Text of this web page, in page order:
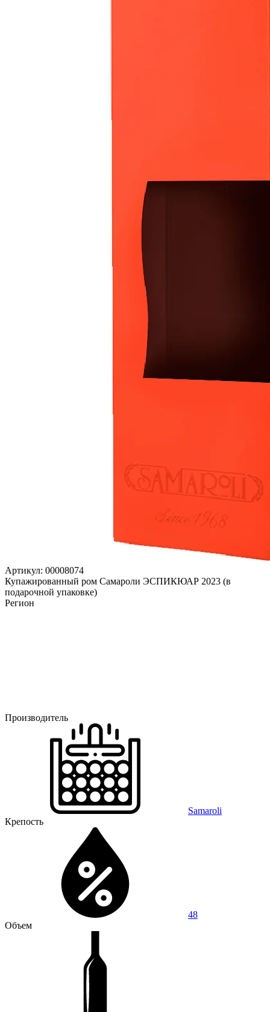
Артикул: 00008074
Купажированный ром Самароли ЭСПИКЮАР 2023 (в
подарочной упаковке)
Регион
Производитель
Samaroli
Крепость
48
Объем